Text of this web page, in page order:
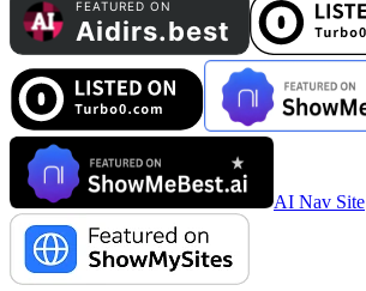
AI Nav Site